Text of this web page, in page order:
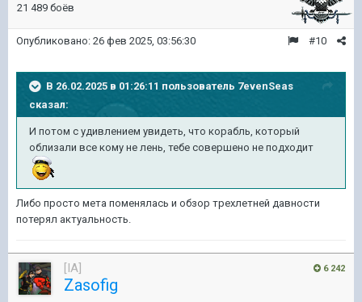
21 489 боёв
#10
Опубликовано: 26 фев 2025, 03:56:30
В 26.02.2025 в 01:26:11 пользователь 7evenSeas
сказал:
И потом с удивлением увидеть, что корабль, который
облизали все кому не лень, тебе совершено не подходит
Либо просто мета поменялась и обзор трехлетней давности
потерял актуальность.
6 242
[IA]
Zasofig